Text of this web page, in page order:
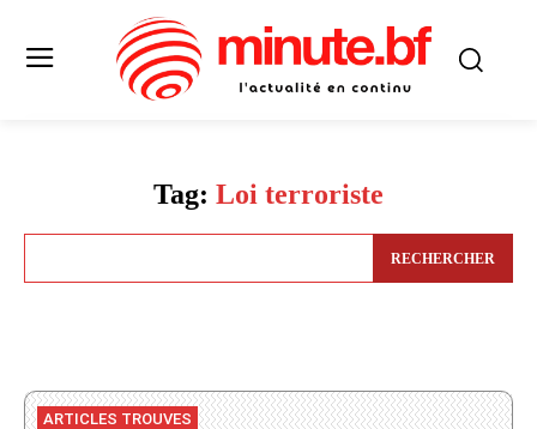
Tag: Loi terroriste
RECHERCHER
ARTICLES TROUVES